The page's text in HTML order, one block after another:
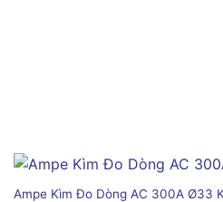
Ampe Kìm Đo Dòng AC 300A Ø33